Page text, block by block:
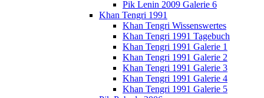
Pik Lenin 2009 Galerie 6
Khan Tengri 1991
Khan Tengri Wissenswertes
Khan Tengri 1991 Tagebuch
Khan Tengri 1991 Galerie 1
Khan Tengri 1991 Galerie 2
Khan Tengri 1991 Galerie 3
Khan Tengri 1991 Galerie 4
Khan Tengri 1991 Galerie 5